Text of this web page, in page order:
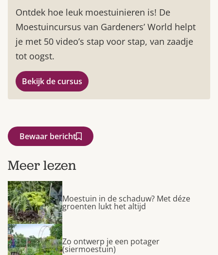
Ontdek hoe leuk moestuinieren is! De
Moestuincursus van Gardeners’ World helpt
je met 50 video’s stap voor stap, van zaadje
tot oogst.
Bekijk de cursus
Bewaar bericht
Meer lezen
Moestuin in de schaduw? Met déze
groenten lukt het altijd
Zo ontwerp je een potager
(siermoestuin)